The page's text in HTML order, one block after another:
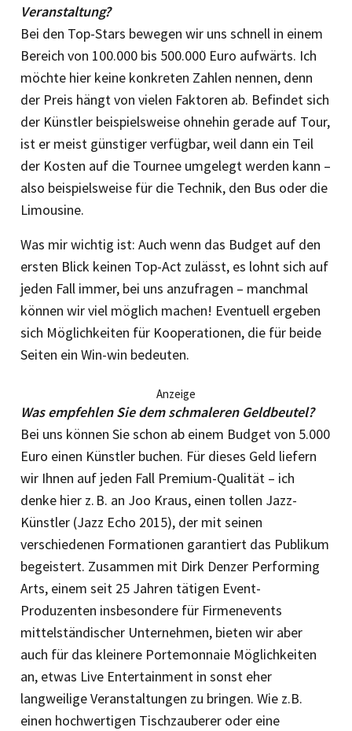
Veranstaltung?
Bei den Top-Stars bewegen wir uns schnell in einem
Bereich von 100.000 bis 500.000 Euro aufwärts. Ich
möchte hier keine konkreten Zahlen nennen, denn
der Preis hängt von vielen Faktoren ab. Befindet sich
der Künstler beispielsweise ohnehin gerade auf Tour,
ist er meist günstiger verfügbar, weil dann ein Teil
der Kosten auf die Tournee umgelegt werden kann –
also beispielsweise für die Technik, den Bus oder die
Limousine.
Was mir wichtig ist: Auch wenn das Budget auf den
ersten Blick keinen Top-Act zulässt, es lohnt sich auf
jeden Fall immer, bei uns anzufragen – manchmal
können wir viel möglich machen! Eventuell ergeben
sich Möglichkeiten für Kooperationen, die für beide
Seiten ein Win-win bedeuten.
Anzeige
Was empfehlen Sie dem schmaleren Geldbeutel?
Bei uns können Sie schon ab einem Budget von 5.000
Euro einen Künstler buchen. Für dieses Geld liefern
wir Ihnen auf jeden Fall Premium-Qualität – ich
denke hier z. B. an Joo Kraus, einen tollen Jazz-
Künstler (Jazz Echo 2015), der mit seinen
verschiedenen Formationen garantiert das Publikum
begeistert. Zusammen mit Dirk Denzer Performing
Arts, einem seit 25 Jahren tätigen Event-
Produzenten insbesondere für Firmenevents
mittelständischer Unternehmen, bieten wir aber
auch für das kleinere Portemonnaie Möglichkeiten
an, etwas Live Entertainment in sonst eher
langweilige Veranstaltungen zu bringen. Wie z.B.
einen hochwertigen Tischzauberer oder eine